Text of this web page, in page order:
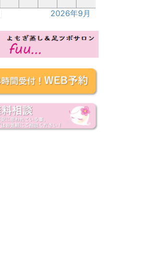
2026年9月